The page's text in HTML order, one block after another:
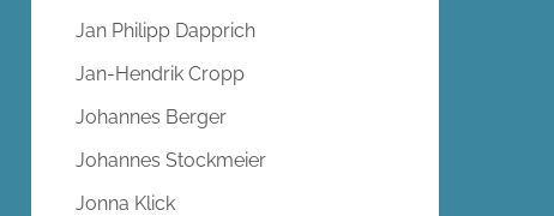
Jan Philipp Dapprich
Jan-Hendrik Cropp
Johannes Berger
Johannes Stockmeier
Jonna Klick